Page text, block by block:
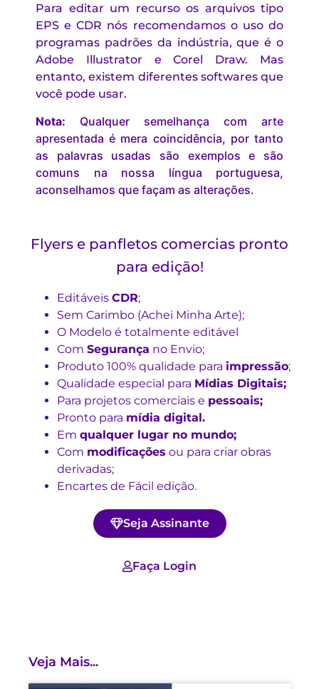
Para editar um recurso os arquivos tipo
EPS e CDR nós recomendamos o uso do
programas padrões da indústria, que é o
Adobe Illustrator e Corel Draw. Mas
entanto, existem diferentes softwares que
você pode usar.
Nota: Qualquer semelhança com arte
apresentada é mera coincidência, por tanto
as palavras usadas são exemplos e são
comuns na nossa língua portuguesa,
aconselhamos que façam as alterações.
Flyers e panfletos comercias pronto
para edição!
Editáveis CDR;
Sem Carimbo (Achei Minha Arte);
O Modelo é totalmente editável
Com Segurança no Envio;
Produto 100% qualidade para impressão;
Qualidade especial para Mídias Digitais;
Para projetos comerciais e pessoais;
Pronto para mídia digital.
Em qualquer lugar no mundo;
Com modificações ou para criar obras
derivadas;
Encartes de Fácil edição.
Seja Assinante
Faça Login
Veja Mais...